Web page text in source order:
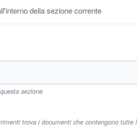
della sezione corrente
sezione
trova i documenti che contengono tutte